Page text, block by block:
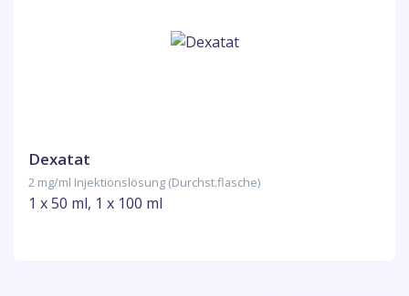
Dexatat
2 mg/ml Injektionslösung (Durchst.flasche)
1 x 50 ml, 1 x 100 ml